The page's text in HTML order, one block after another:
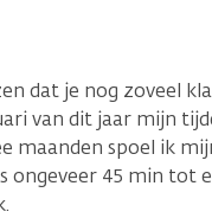
dat je nog zoveel
van dit jaar mijn
maanden spoel ik
ongeveer 45 min tot